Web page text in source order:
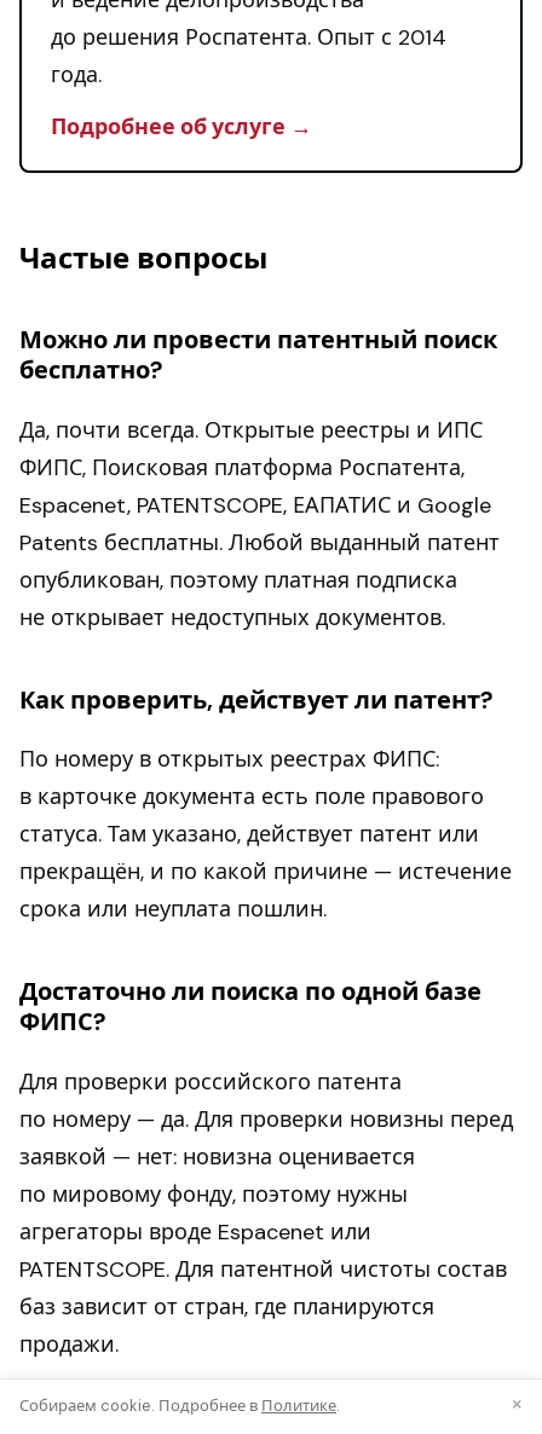
до решения Роспатента. Опыт с 2014
года.
Подробнее об услуге →
Частые вопросы
Можно ли провести патентный поиск
бесплатно?
Да, почти всегда. Открытые реестры и ИПС
ФИПС, Поисковая платформа Роспатента,
Espacenet, PATENTSCOPE, ЕАПАТИС и Google
Patents бесплатны. Любой выданный патент
опубликован, поэтому платная подписка
не открывает недоступных документов.
Как проверить, действует ли патент?
По номеру в открытых реестрах ФИПС:
в карточке документа есть поле правового
статуса. Там указано, действует патент или
прекращён, и по какой причине — истечение
срока или неуплата пошлин.
Достаточно ли поиска по одной базе
ФИПС?
Для проверки российского патента
по номеру — да. Для проверки новизны перед
заявкой — нет: новизна оценивается
по мировому фонду, поэтому нужны
агрегаторы вроде Espacenet или
PATENTSCOPE. Для патентной чистоты состав
баз зависит от стран, где планируются
продажи.
×
Собираем cookie. Подробнее в Политике.